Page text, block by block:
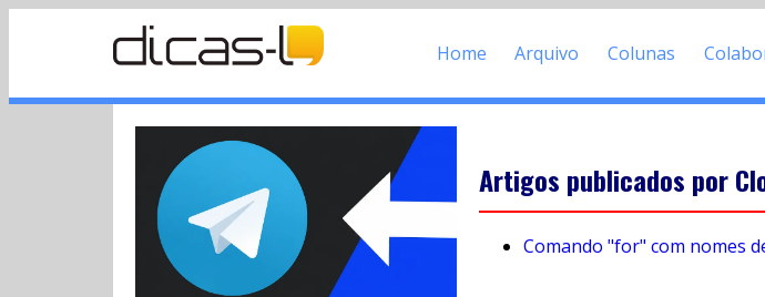
Home Arquivo Colunas
Artigos publicados por
Comando "for" com nomes